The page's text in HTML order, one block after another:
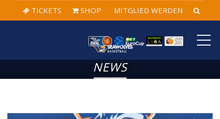
TICKETS SHOP MITGLIED WERDEN
NEWS